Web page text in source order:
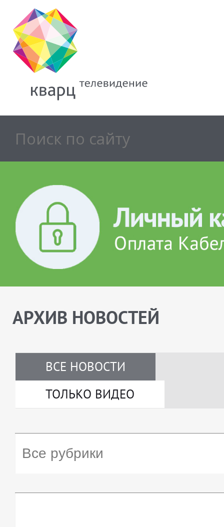
АРХИВ НОВОСТЕЙ
ВСЕ НОВОСТИ
ТОЛЬКО ВИДЕО